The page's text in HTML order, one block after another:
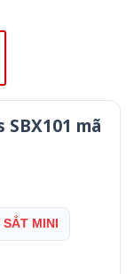
mã
SẮT MINI